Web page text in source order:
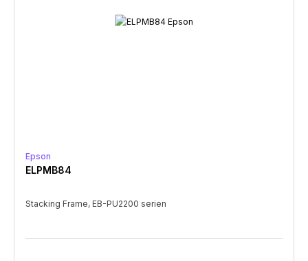
Epson
ELPMB84
Stacking Frame, EB-PU2200 serien